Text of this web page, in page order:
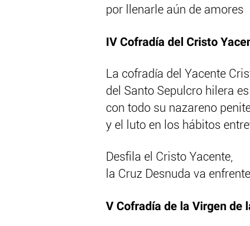
por llenarle aún de amores
IV Cofradía del Cristo
La cofradía del Yacente
del Santo Sepulcro hilera
con todo su nazareno
y el luto en los hábitos
Desfila el Cristo Yacente,
la Cruz Desnuda va
V Cofradía de la Virgen de